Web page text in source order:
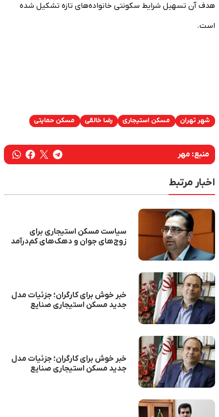
هدف آن تسهیل شرایط سکونتی خانواده‌های تازه تشکیل شده
است.
شهر تهران مسکن استیجاری رضا خالقی مسکن حمایتی
منبع: مهر
اخبار مرتبط
سیاست مسکن استیجاری برای
زوج‌های جوان و دهک‌های کم‌درآمد
خبر خوش برای کارگران؛ جزئیات مدل
جدید مسکن استیجاری صنایع
خبر خوش برای کارگران؛ جزئیات مدل
جدید مسکن استیجاری صنایع